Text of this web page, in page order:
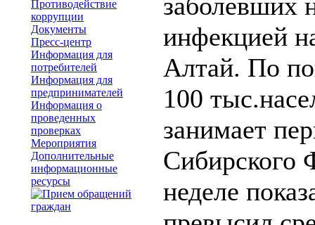
Противодействие
коррупции
Документы
Пресс-центр
Информация для
потребителей
Информация для
предпринимателей
Информация о
проведенных
проверках
Мероприятия
Дополнительные
информационные
ресурсы
инфекцией
Алтай. По
100
занимает
Сибирского
неделе